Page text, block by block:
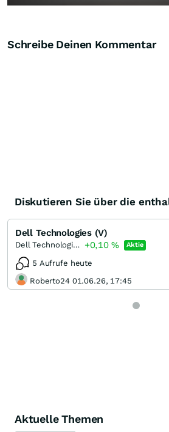
Schreibe Deinen Kommentar
Diskutieren Sie über die
Dell Technologies (V)
Dell Technologies Registered (C) +0,10% Aktie
5 Aufrufe heute
Roberto24 01.06.26, 17:45
Aktuelle Themen